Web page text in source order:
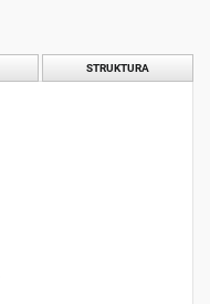
STRUKTURA